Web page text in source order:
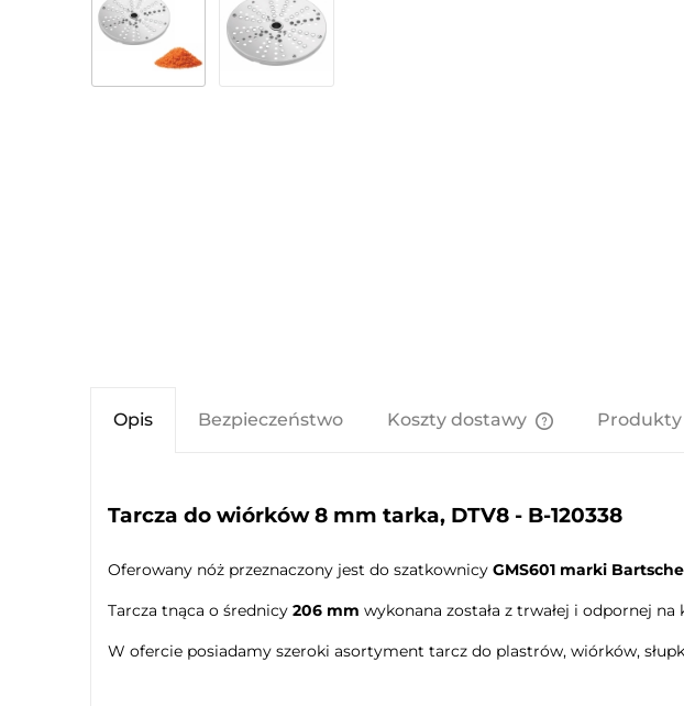
Opis Bezpieczeństwo Koszty dostawy Produkty
Tarcza do wiórków 8 mm tarka, DTV8 - B-120338
Oferowany nóż przeznaczony jest do szatkownicy GMS601 marki
Tarcza tnąca o średnicy 206 mm wykonana została z trwałej i odpornej na
W ofercie posiadamy szeroki asortyment tarcz do plastrów, wiórków,